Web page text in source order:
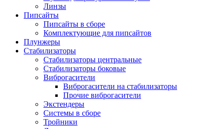
Линзы
Пипсайты
Пипсайты в сборе
Комплектующие для пипсайтов
Плунжеры
Стабилизаторы
Стабилизаторы центральные
Стабилизаторы боковые
Виброгасители
Виброгасители на стабилизаторы
Прочие виброгасители
Экстендеры
Системы в сборе
Тройники